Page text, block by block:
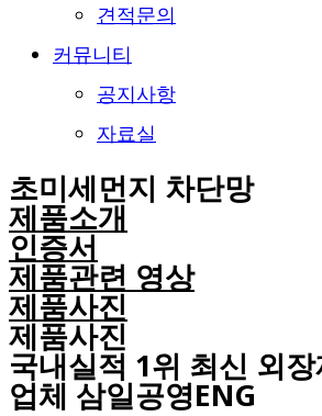
견적문의
커뮤니티
공지사항
자료실
초미세먼지 차단망
제품소개
인증서
제품관련 영상
제품사진
제품사진
국내실적 1위 최신 외
업체 삼일공영ENG